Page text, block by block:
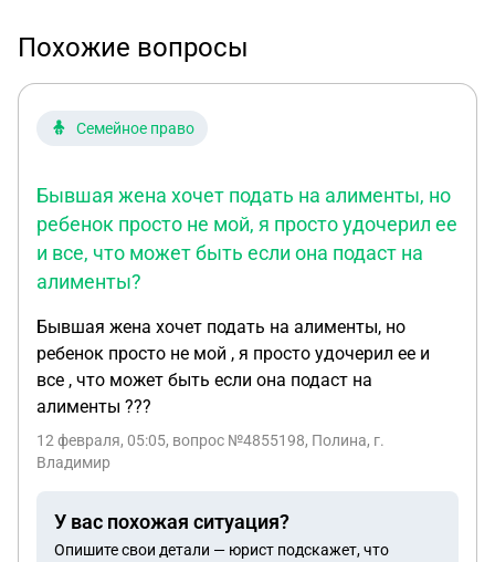
Похожие вопросы
Семейное право
Бывшая жена хочет подать на алименты, но
ребенок просто не мой, я просто удочерил ее
и все, что может быть если она подаст на
алименты?
Бывшая жена хочет подать на алименты, но
ребенок просто не мой , я просто удочерил ее и
все , что может быть если она подаст на
алименты ???
12 февраля, 05:05, вопрос №4855198, Полина, г.
Владимир
У вас похожая ситуация?
Опишите свои детали — юрист подскажет, что